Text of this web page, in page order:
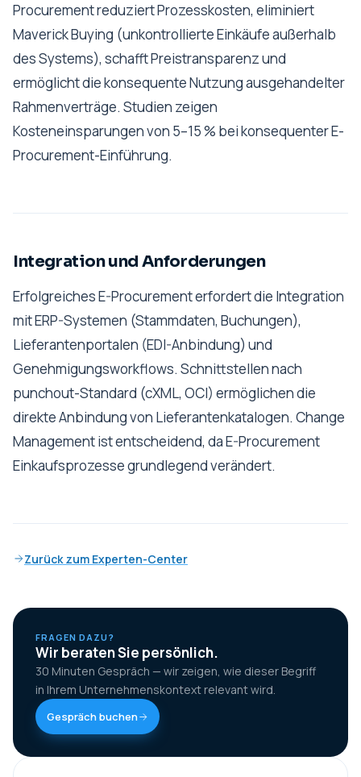
Procurement reduziert Prozesskosten, eliminiert
Maverick Buying (unkontrollierte Einkäufe außerhalb
des Systems), schafft Preistransparenz und
ermöglicht die konsequente Nutzung ausgehandelter
Rahmenverträge. Studien zeigen
Kosteneinsparungen von 5–15 % bei konsequenter E-
Procurement-Einführung.
Integration und Anforderungen
Erfolgreiches E-Procurement erfordert die Integration
mit ERP-Systemen (Stammdaten, Buchungen),
Lieferantenportalen (EDI-Anbindung) und
Genehmigungsworkflows. Schnittstellen nach
punchout-Standard (cXML, OCI) ermöglichen die
direkte Anbindung von Lieferantenkatalogen. Change
Management ist entscheidend, da E-Procurement
Einkaufsprozesse grundlegend verändert.
Zurück zum Experten-Center
FRAGEN DAZU?
Wir beraten Sie persönlich.
30 Minuten Gespräch — wir zeigen, wie dieser Begriff
in Ihrem Unternehmenskontext relevant wird.
Gespräch buchen